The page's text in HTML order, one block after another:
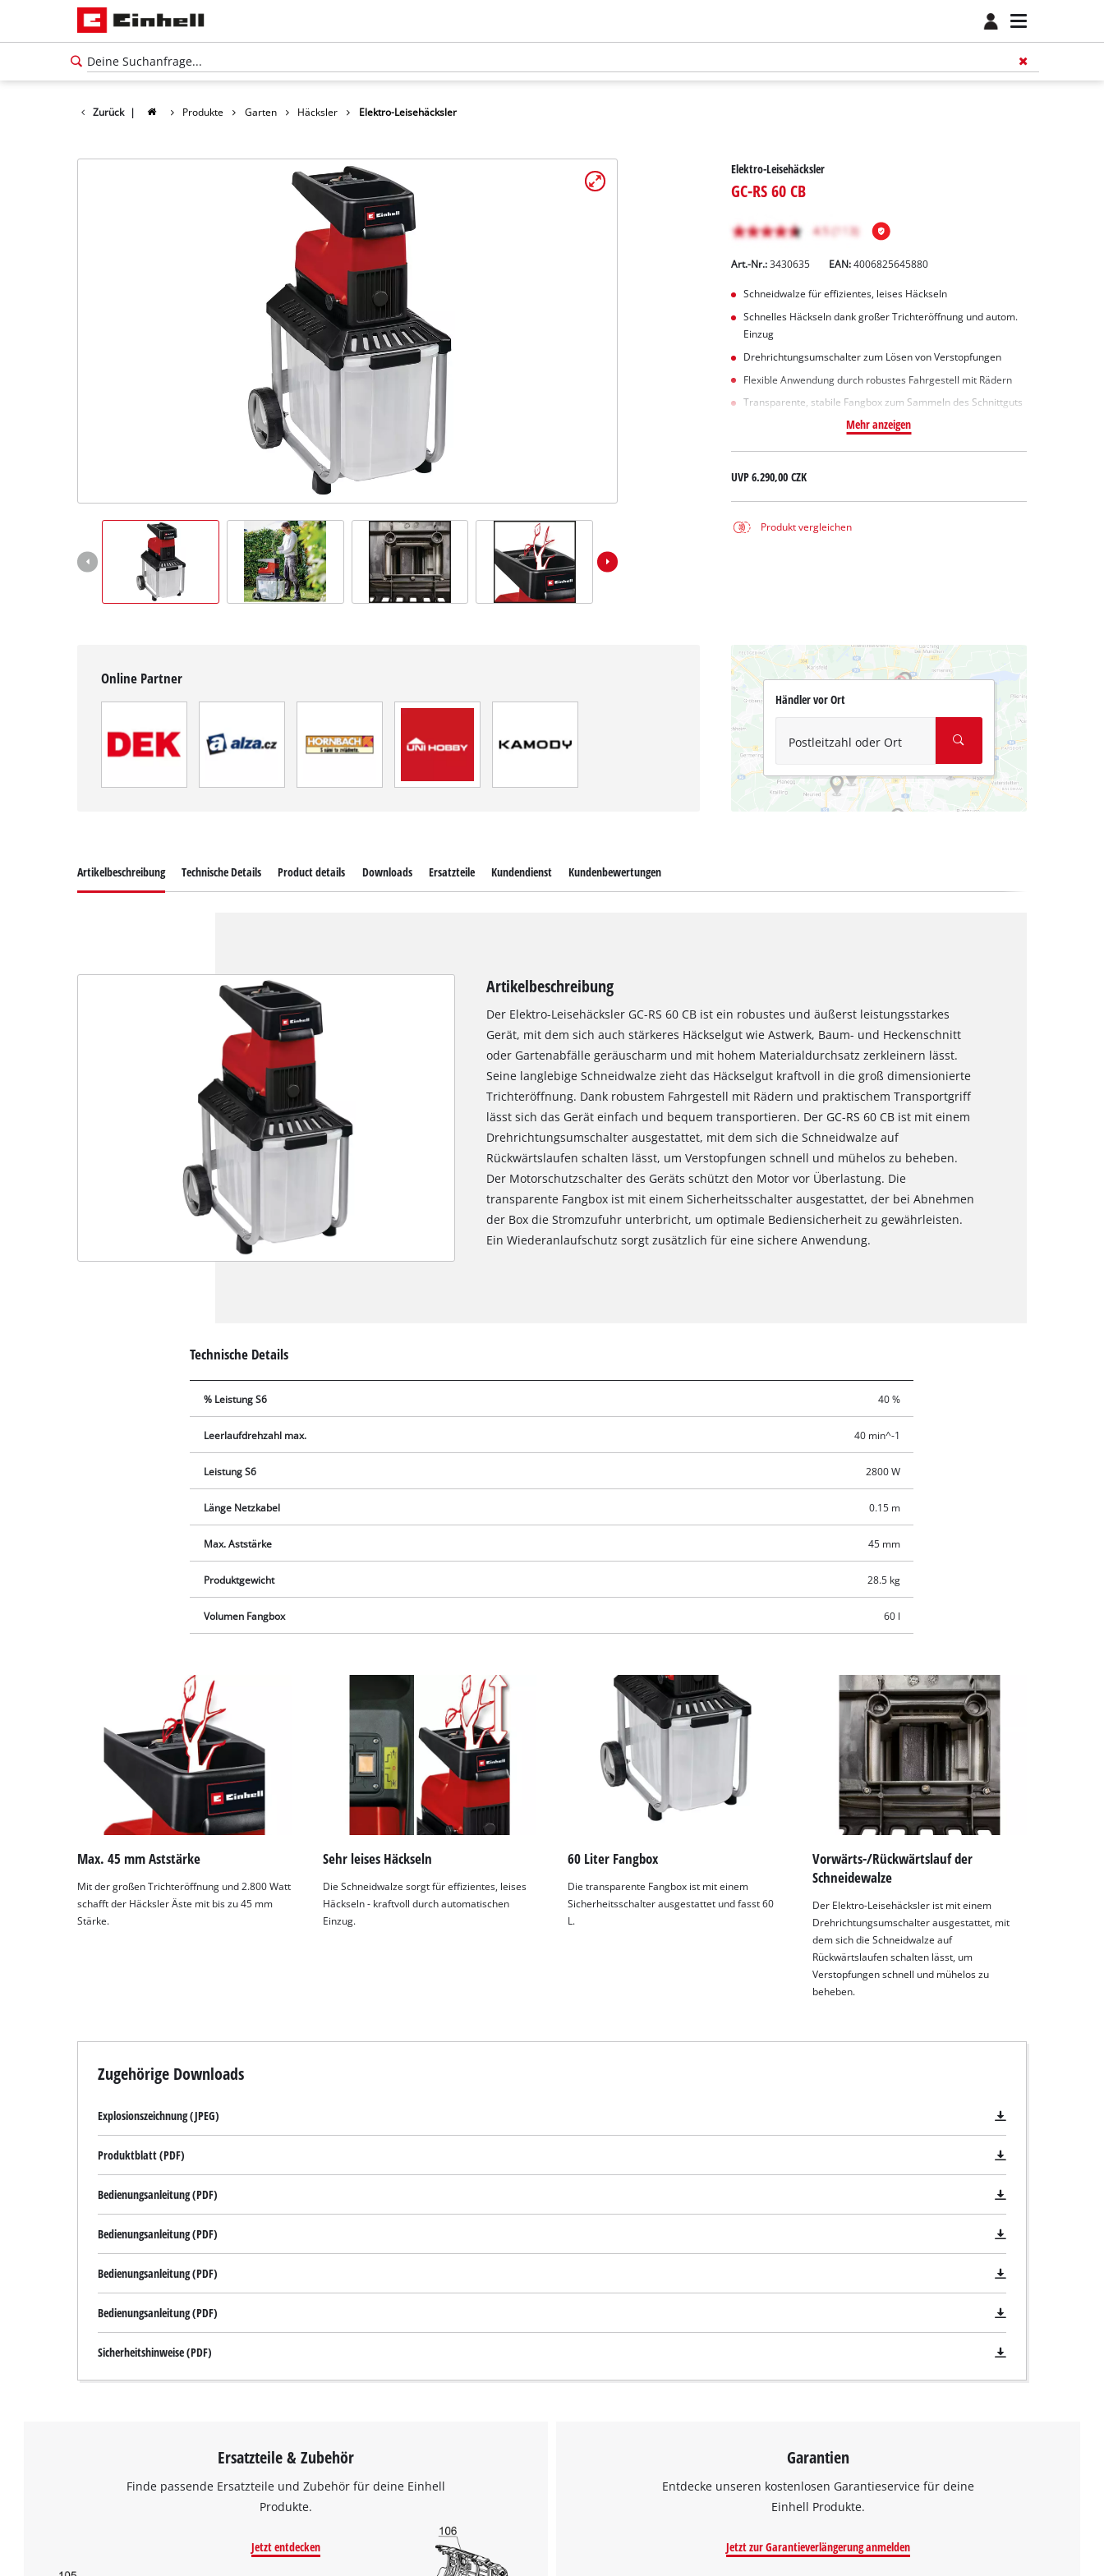
Zurück | Produkte Garten Häcksler Elektro-Leisehäcksler
Elektro-Leisehäcksler
GC-RS 60 CB
Art.-Nr.: 3430635 EAN:4006825645880
Schneidwalze für effizientes, leises Häckseln
Schnelles Häckseln dank großer Trichteröffnung und autom.
Einzug
Drehrichtungsumschalter zum Lösen von Verstopfungen
Flexible Anwendung durch robustes Fahrgestell mit Rädern
Transparente, stabile Fangbox zum Sammeln des Schnittguts
Mehr anzeigen
UVP6.290,00 CZK
Produkt vergleichen
Online Partner
Händler vor Ort
Postleitzahl oder Ort
Wir benötigen deine Zustimmung, um
Google Maps laden zu können!
This content is not permitted to load due
to trackers that are not disclosed to the
the site with their CMP to add this content
to the list of technologies used.
Powered by
Usercentrics Consent
Management Platform
Artikelbeschreibung Technische Details Product details Downloads Ersatzteile Kundendienst Kundenbewertungen
Artikelbeschreibung
Der Elektro-Leisehäcksler GC-RS 60 CB ist ein robustes und äußerst leistungsstarkes
Gerät, mit dem sich auch stärkeres Häckselgut wie Astwerk, Baum- und Heckenschnitt
oder Gartenabfälle geräuscharm und mit hohem Materialdurchsatz zerkleinern lässt.
Seine langlebige Schneidwalze zieht das Häckselgut kraftvoll in die groß dimensionierte
Trichteröffnung. Dank robustem Fahrgestell mit Rädern und praktischem Transportgriff
lässt sich das Gerät einfach und bequem transportieren. Der GC-RS 60 CB ist mit einem
Drehrichtungsumschalter ausgestattet, mit dem sich die Schneidwalze auf
Rückwärtslaufen schalten lässt, um Verstopfungen schnell und mühelos zu beheben.
Der Motorschutzschalter des Geräts schützt den Motor vor Überlastung. Die
transparente Fangbox ist mit einem Sicherheitsschalter ausgestattet, der bei Abnehmen
der Box die Stromzufuhr unterbricht, um optimale Bediensicherheit zu gewährleisten.
Ein Wiederanlaufschutz sorgt zusätzlich für eine sichere Anwendung.
Technische Details
% Leistung S6 40 %
Leerlaufdrehzahl max. 40 min^-1
Leistung S6 2800 W
Länge Netzkabel 0.15 m
Max. Aststärke 45 mm
Produktgewicht 28.5 kg
Volumen Fangbox 60 l
Max. 45 mm Aststärke
Mit der großen Trichteröffnung und 2.800 Watt
schafft der Häcksler Äste mit bis zu 45 mm
Stärke.
Sehr leises Häckseln
Die Schneidwalze sorgt für effizientes, leises
Häckseln - kraftvoll durch automatischen
Einzug.
60 Liter Fangbox
Die transparente Fangbox ist mit einem
Sicherheitsschalter ausgestattet und fasst 60
L.
Vorwärts-/Rückwärtslauf der
Schneidewalze
Der Elektro-Leisehäcksler ist mit einem
Drehrichtungsumschalter ausgestattet, mit
dem sich die Schneidwalze auf
Rückwärtslaufen schalten lässt, um
Verstopfungen schnell und mühelos zu
beheben.
Zugehörige Downloads
Explosionszeichnung (JPEG)
Produktblatt (PDF)
Bedienungsanleitung (PDF)
Bedienungsanleitung (PDF)
Bedienungsanleitung (PDF)
Bedienungsanleitung (PDF)
Sicherheitshinweise (PDF)
Ersatzteile & Zubehör
Finde passende Ersatzteile und Zubehör für deine Einhell
Produkte.
Jetzt entdecken
Garantien
Entdecke unseren kostenlosen Garantieservice für deine
Einhell Produkte.
Jetzt zur Garantieverlängerung anmelden